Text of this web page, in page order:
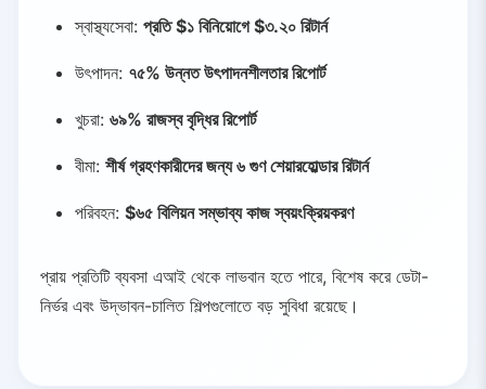
স্বাস্থ্যসেবা: প্রতি $১ বিনিয়োগে $৩.২০ রিটার্ন
উৎপাদন: ৭৫% উন্নত উৎপাদনশীলতার রিপোর্ট
খুচরা: ৬৯% রাজস্ব বৃদ্ধির রিপোর্ট
বীমা: শীর্ষ গ্রহণকারীদের জন্য ৬ গুণ শেয়ারহোল্ডার রিটার্ন
পরিবহন: $৬৫ বিলিয়ন সম্ভাব্য কাজ স্বয়ংক্রিয়করণ
প্রায় প্রতিটি ব্যবসা এআই থেকে লাভবান হতে পারে, বিশেষ করে ডেটা-
নির্ভর এবং উদ্ভাবন-চালিত শিল্পগুলোতে বড় সুবিধা রয়েছে।